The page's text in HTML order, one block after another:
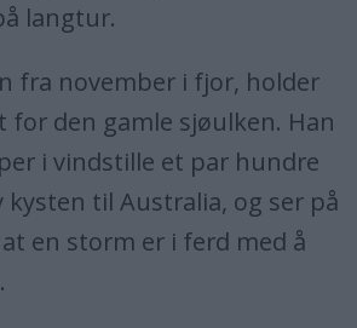
langtur.
fra november i fjor, holder
for den gamle sjøulken. Han
i vindstille et par hundre
kysten til Australia, og ser på
en storm er i ferd med å